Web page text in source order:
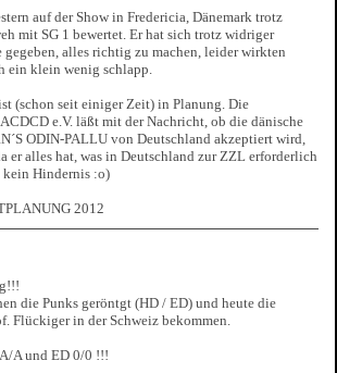
auf der Show in Fredericia, Dänemark trotz
mit SG 1 bewertet. Er hat sich trotz widriger
gegeben, alles richtig zu machen, leider wirkten
ein klein wenig schlapp.
(schon seit einiger Zeit) in Planung. Die
e.V. läßt mit der Nachricht, ob die dänische
ODIN-PALLU von Deutschland akzeptiert wird,
er alles hat, was in Deutschland zur ZZL erforderlich
Hindernis :o)
2012
die Punks geröntgt (HD / ED) und heute die
Flückiger in der Schweiz bekommen.
A und ED 0/0 !!!